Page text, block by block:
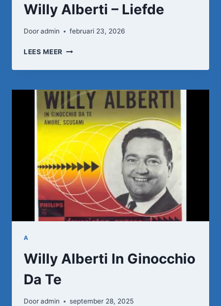
Willy Alberti – Liefde
Dooradmin februari 23, 2026
LEES MEER WILLY
–
A
Willy Alberti In Ginocchio
Da Te
Dooradmin september 28, 2025